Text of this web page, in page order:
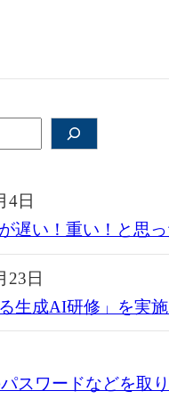
4日
遅い！重い！と思っ
23日
る生成AI研修」を実
スワードなどを取